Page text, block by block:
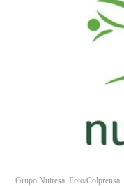
Grupo Nutresa. Foto/Colprensa.